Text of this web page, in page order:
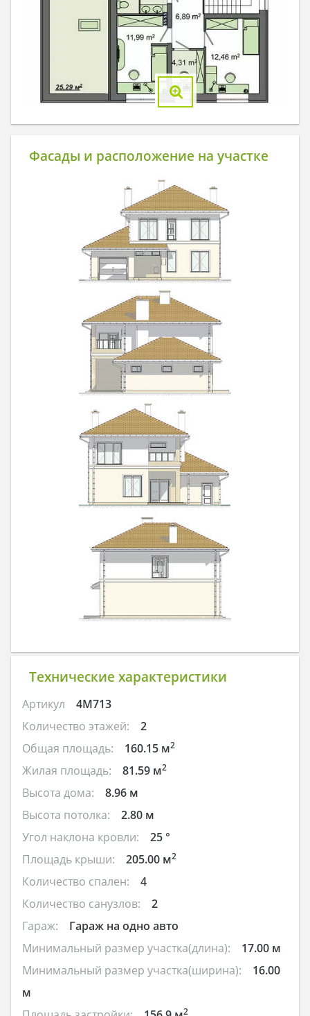
Фасады и расположение на участке
Технические характеристики
Артикул
4M713
Количество этажей:
2
Общая площадь:
160.15 м2
Жилая площадь: 81.59 м2
Высота дома:
8.96 м
Высота потолка:
2.80 м
Угол наклона кровли:
25 °
Площадь крыши:
205.00 м2
Количество спален:
4
Количество санузлов:
2
Гараж:
Гараж на одно авто
Минимальный размер участка(длина):
17.00 м
Минимальный размер участка(ширина):
16.00
м
2